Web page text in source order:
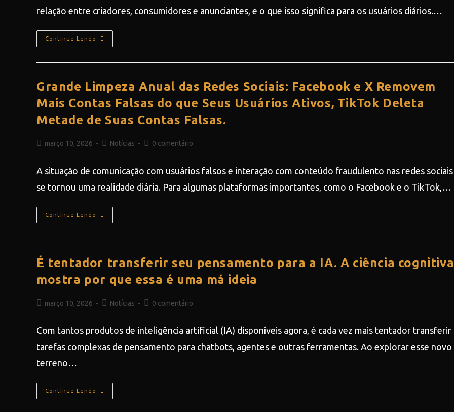
relação entre criadores, consumidores e anunciantes, e o que isso significa para os usuários diários.…
Continue Lendo
Grande Limpeza Anual das Redes Sociais: Facebook e X Removem
Mais Contas Falsas do que Seus Usuários Ativos, TikTok Deleta
Metade de Suas Contas Falsas.
março 10, 2026 Notícias 0 comentário
A situação de comunicação com usuários falsos e interação com conteúdo fraudulento nas redes sociais
se tornou uma realidade diária. Para algumas plataformas importantes, como o Facebook e o TikTok,…
Continue Lendo
É tentador transferir seu pensamento para a IA. A ciência cognitiva
mostra por que essa é uma má ideia
março 10, 2026 Notícias 0 comentário
Com tantos produtos de inteligência artificial (IA) disponíveis agora, é cada vez mais tentador transferir
tarefas complexas de pensamento para chatbots, agentes e outras ferramentas. Ao explorar esse novo
terreno…
Continue Lendo